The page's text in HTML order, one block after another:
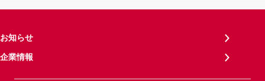
お知らせ
企業情報